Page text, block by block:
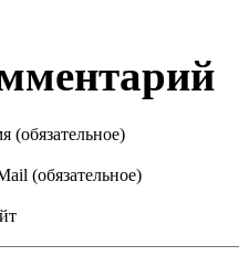
(обязательное)
(обязательное)